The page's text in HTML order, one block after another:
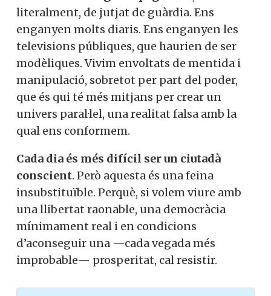
literalment, de jutjat de guàrdia. Ens
enganyen molts diaris. Ens enganyen les
televisions públiques, que haurien de ser
modèliques. Vivim envoltats de mentida i
manipulació, sobretot per part del poder,
que és qui té més mitjans per crear un
univers paral·lel, una realitat falsa amb la
qual ens conformem.
Cada dia és més difícil ser un ciutadà
conscient. Però aquesta és una feina
insubstituïble. Perquè, si volem viure amb
una llibertat raonable, una democràcia
mínimament real i en condicions
d’aconseguir una —cada vegada més
improbable— prosperitat, cal resistir.